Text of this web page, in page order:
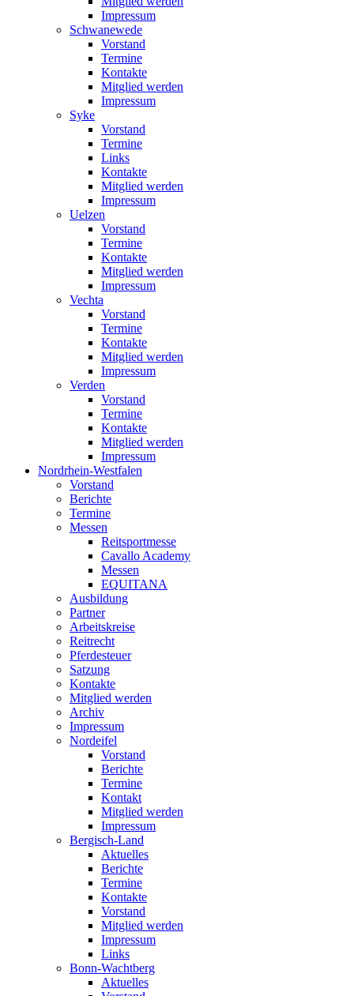
Impressum
Schwanewede
Vorstand
Termine
Kontakte
Mitglied werden
Impressum
Syke
Vorstand
Termine
Links
Kontakte
Mitglied werden
Impressum
Uelzen
Vorstand
Termine
Kontakte
Mitglied werden
Impressum
Vechta
Vorstand
Termine
Kontakte
Mitglied werden
Impressum
Verden
Vorstand
Termine
Kontakte
Mitglied werden
Impressum
Nordrhein-Westfalen
Vorstand
Berichte
Termine
Messen
Reitsportmesse
Cavallo Academy
Messen
EQUITANA
Ausbildung
Partner
Arbeitskreise
Reitrecht
Pferdesteuer
Satzung
Kontakte
Mitglied werden
Archiv
Impressum
Nordeifel
Vorstand
Berichte
Termine
Kontakt
Mitglied werden
Impressum
Bergisch-Land
Aktuelles
Berichte
Termine
Kontakte
Vorstand
Mitglied werden
Impressum
Links
Bonn-Wachtberg
Aktuelles